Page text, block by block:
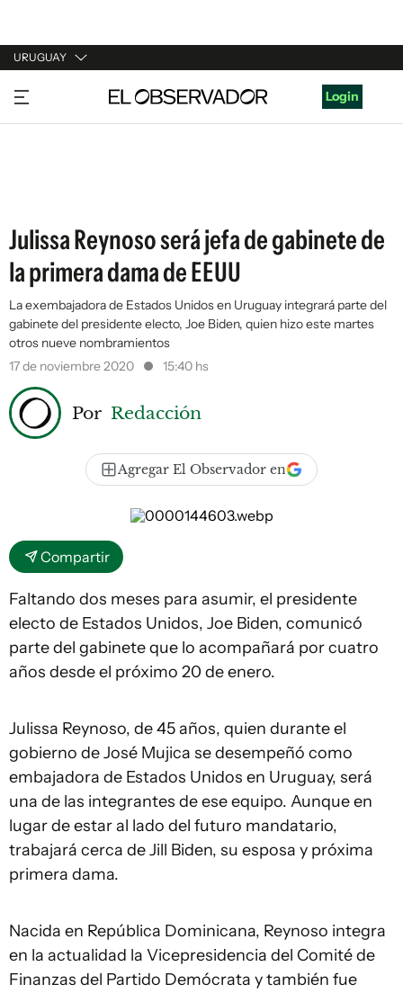
URUGUAY
URUGUAY
ARGENTINA
Login
Julissa Reynoso será jefa de gabinete de
la primera dama de EEUU
La exembajadora de Estados Unidos en Uruguay integrará parte del
gabinete del presidente electo, Joe Biden, quien hizo este martes
otros nueve nombramientos
17 de noviembre 2020
15:40 hs
Por Redacción
Agregar El Observador en
Compartir
Faltando dos meses para asumir, el presidente
electo de Estados Unidos, Joe Biden, comunicó
parte del gabinete que lo acompañará por cuatro
años desde el próximo 20 de enero.
Julissa Reynoso, de 45 años, quien durante el
gobierno de José Mujica se desempeñó como
embajadora de Estados Unidos en Uruguay, será
una de las integrantes de ese equipo. Aunque en
lugar de estar al lado del futuro mandatario,
trabajará cerca de Jill Biden, su esposa y próxima
primera dama.
Nacida en República Dominicana, Reynoso integra
en la actualidad la Vicepresidencia del Comité de
Finanzas del Partido Demócrata y también fue